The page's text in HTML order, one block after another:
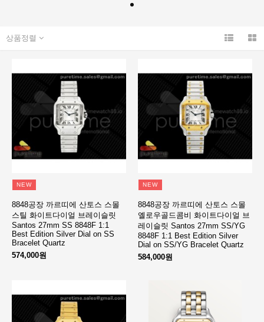
상품정렬
NEW
8848공장 까르띠에 산토스 스몰
스틸 화이트다이얼 브레이슬릿
Santos 27mm SS 8848F 1:1
Best Edition Silver Dial on SS
Bracelet Quartz
574,000원
NEW
8848공장 까르띠에 산토스 스몰
옐로우골드콤비 화이트다이얼 브
레이슬릿 Santos 27mm SS/YG
8848F 1:1 Best Edition Silver
Dial on SS/YG Bracelet Quartz
584,000원